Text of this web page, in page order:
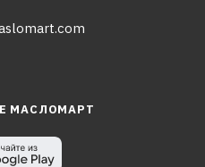
МАСЛОМАРТ